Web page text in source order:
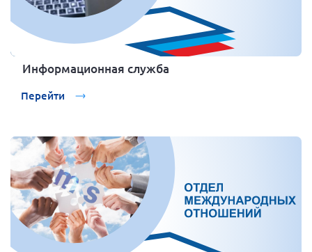
Информационная служба
Перейти